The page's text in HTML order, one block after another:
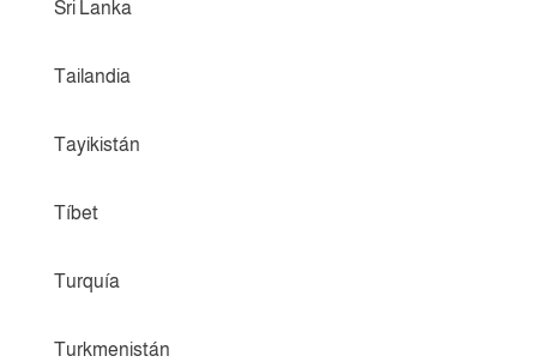
Sri Lanka
Tailandia
Tayikistán
Tíbet
Turquía
Turkmenistán